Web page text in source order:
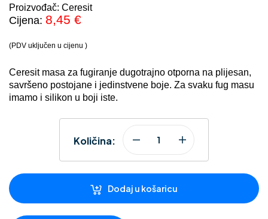
Proizvođač: Ceresit
Cijena: 8,45 €
(PDV uključen u cijenu )
Ceresit masa za fugiranje dugotrajno otporna na plijesan,
savršeno postojane i jedinstvene boje. Za svaku fug masu
imamo i silikon u boji iste.
Količina:
Dodaj u košaricu